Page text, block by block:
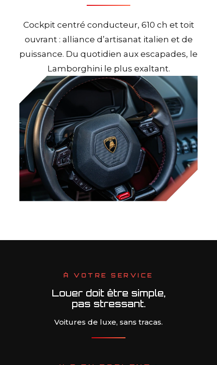
Cockpit centré conducteur, 610 ch et toit
ouvrant : alliance d’artisanat italien et de
puissance. Du quotidien aux escapades, le
Lamborghini le plus exaltant.
À VOTRE SERVICE
Louer doit être simple,
pas stressant.
Voitures de luxe, sans tracas.